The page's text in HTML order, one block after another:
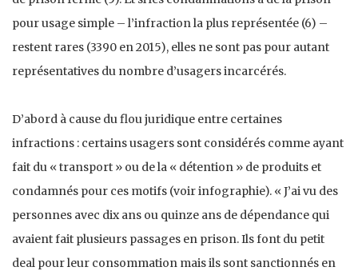
pour usage simple – l’infraction la plus représentée (6) –
restent rares (3390 en 2015), elles ne sont pas pour autant
représentatives du nombre d’usagers incarcérés.
D’abord à cause du flou juridique entre certaines
infractions : certains usagers sont considérés comme ayant
fait du « transport » ou de la « détention » de produits et
condamnés pour ces motifs (voir infographie). « J’ai vu des
personnes avec dix ans ou quinze ans de dépendance qui
avaient fait plusieurs passages en prison. Ils font du petit
deal pour leur consommation mais ils sont sanctionnés en